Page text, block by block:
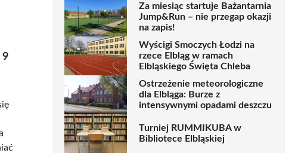
9
Za miesiąc startuje Bażantarnia
Jump&Run – nie przegap okazji
na zapis!
Wyścigi Smoczych Łodzi na
rzece Elbląg w ramach
Elbląskiego Święta Chleba
Ostrzeżenie meteorologiczne
dla Elbląga: Burze z
intensywnymi opadami deszczu
Turniej RUMMIKUBA w
Bibliotece Elbląskiej